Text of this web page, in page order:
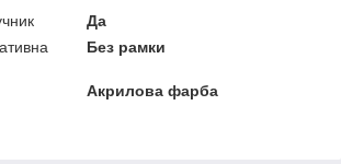
Да
Без рамки
Акрилова фарба